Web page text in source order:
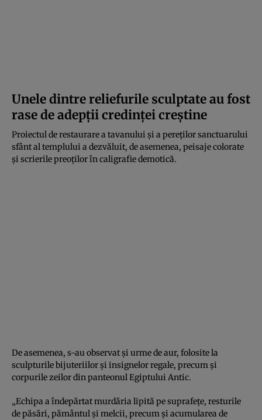
Unele dintre reliefurile sculptate au fost
rase de adepții credinței creștine
Proiectul de restaurare a tavanului și a pereților sanctuarului
sfânt al templului a dezvăluit, de asemenea, peisaje colorate
și scrierile preoților în caligrafie demotică.
De asemenea, s-au observat și urme de aur, folosite la
sculpturile bijuteriilor și insignelor regale, precum și
corpurile zeilor din panteonul Egiptului Antic.
„Echipa a îndepărtat murdăria lipită pe suprafețe, resturile
de păsări, pământul și melcii, precum și acumularea de